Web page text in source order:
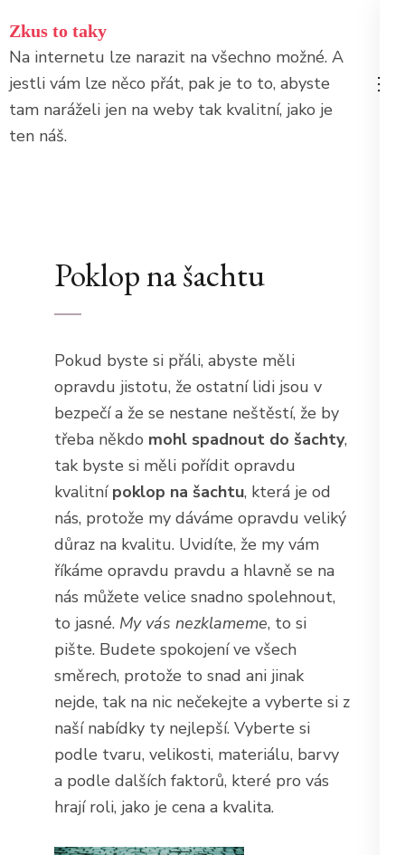
na
obsah
(stiskněte
Enter)
Zkus to taky
Na internetu lze narazit na všechno možné. A
jestli vám lze něco přát, pak je to to, abyste
tam naráželi jen na weby tak kvalitní, jako je
ten náš.
Poklop na šachtu
Pokud byste si přáli, abyste měli
opravdu jistotu, že ostatní lidi jsou v
bezpečí a že se nestane neštěstí, že by
třeba někdo mohl spadnout do šachty,
tak byste si měli pořídit opravdu
kvalitní poklop na šachtu, která je od
nás, protože my dáváme opravdu veliký
důraz na kvalitu. Uvidíte, že my vám
říkáme opravdu pravdu a hlavně se na
nás můžete velice snadno spolehnout,
to jasné. My vás nezklameme, to si
pište. Budete spokojení ve všech
směrech, protože to snad ani jinak
nejde, tak na nic nečekejte a vyberte si z
naší nabídky ty nejlepší. Vyberte si
podle tvaru, velikosti, materiálu, barvy
a podle dalších faktorů, které pro vás
hrají roli, jako je cena a kvalita.